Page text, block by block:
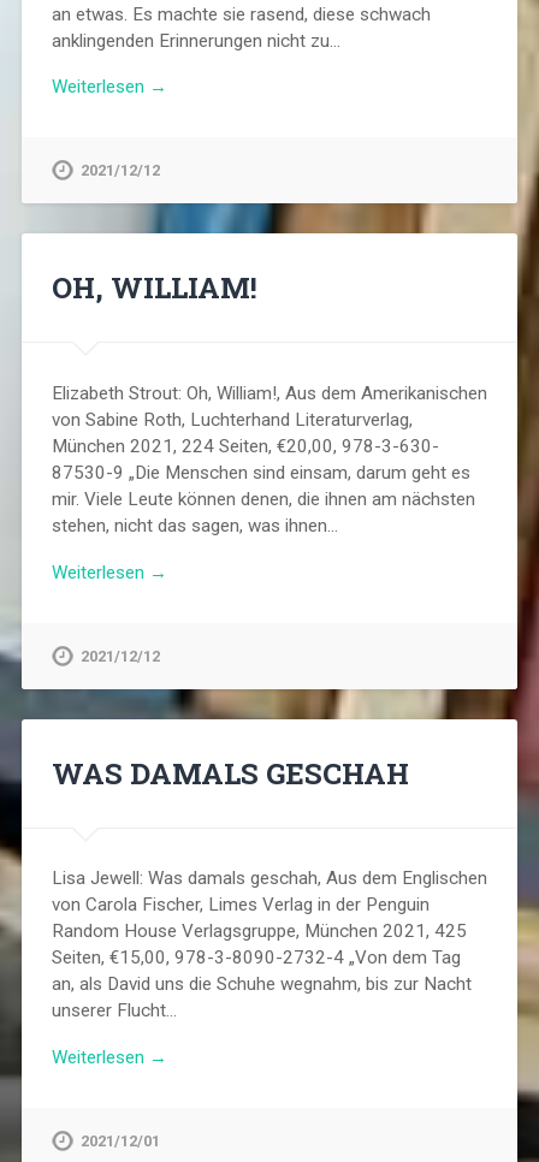
an etwas. Es machte sie rasend, diese schwach
anklingenden Erinnerungen nicht zu…
Weiterlesen →
2021/12/12
OH, WILLIAM!
Elizabeth Strout: Oh, William!, Aus dem Amerikanischen
von Sabine Roth, Luchterhand Literaturverlag,
München 2021, 224 Seiten, €20,00, 978-3-630-
87530-9 „Die Menschen sind einsam, darum geht es
mir. Viele Leute können denen, die ihnen am nächsten
stehen, nicht das sagen, was ihnen…
Weiterlesen →
2021/12/12
WAS DAMALS GESCHAH
Lisa Jewell: Was damals geschah, Aus dem Englischen
von Carola Fischer, Limes Verlag in der Penguin
Random House Verlagsgruppe, München 2021, 425
Seiten, €15,00, 978-3-8090-2732-4 „Von dem Tag
an, als David uns die Schuhe wegnahm, bis zur Nacht
unserer Flucht…
Weiterlesen →
2021/12/01